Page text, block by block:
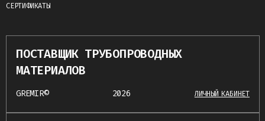
СЕРТИФИКАТЫ
ПОСТАВЩИК ТРУБОПРОВОДНЫХ
МАТЕРИАЛОВ
GREMIR© 2026 ЛИЧНЫЙ КАБИНЕТ